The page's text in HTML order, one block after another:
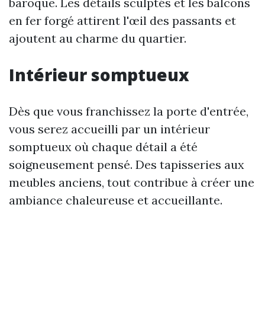
en fer forgé attirent l'œil des passants et
ajoutent au charme du quartier.
Intérieur somptueux
Dès que vous franchissez la porte d'entrée,
vous serez accueilli par un intérieur
somptueux où chaque détail a été
soigneusement pensé. Des tapisseries aux
meubles anciens, tout contribue à créer une
ambiance chaleureuse et accueillante.